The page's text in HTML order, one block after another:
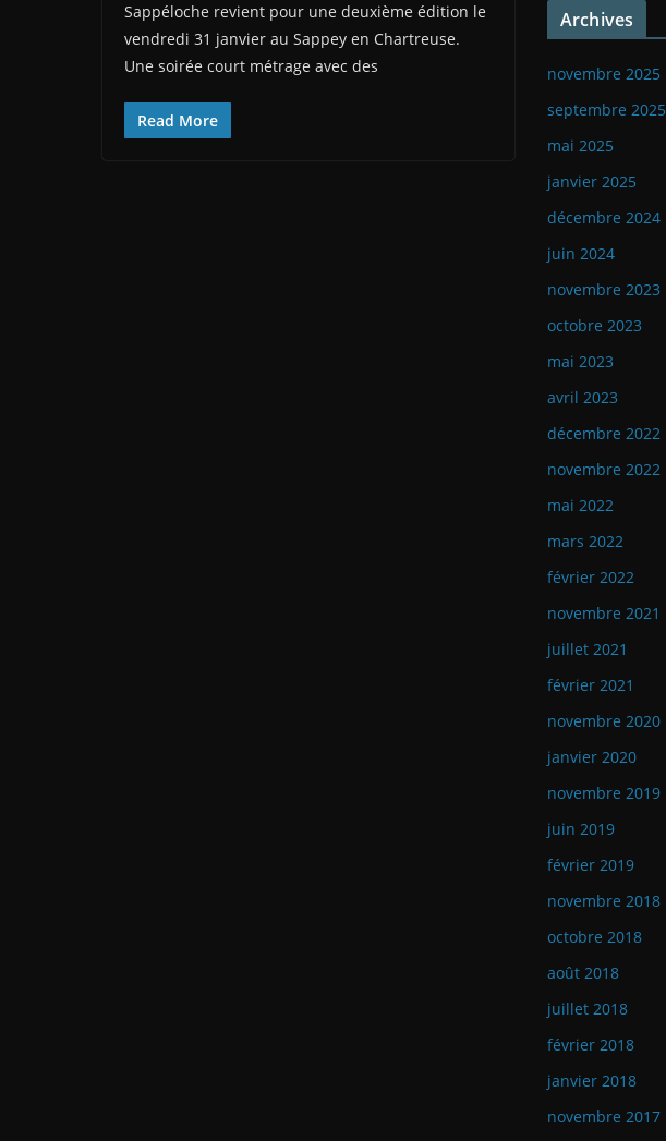
Sappéloche revient pour une deuxième édition le
vendredi 31 janvier au Sappey en Chartreuse.
Une soirée court métrage avec des
Read More
Archives
novembre 2025
septembre 2025
mai 2025
janvier 2025
décembre 2024
juin 2024
novembre 2023
octobre 2023
mai 2023
avril 2023
décembre 2022
novembre 2022
mai 2022
mars 2022
février 2022
novembre 2021
juillet 2021
février 2021
novembre 2020
janvier 2020
novembre 2019
juin 2019
février 2019
novembre 2018
octobre 2018
août 2018
juillet 2018
février 2018
janvier 2018
novembre 2017